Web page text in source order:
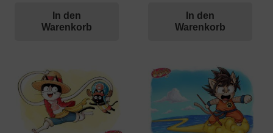
In den
Warenkorb
In den
Warenkorb